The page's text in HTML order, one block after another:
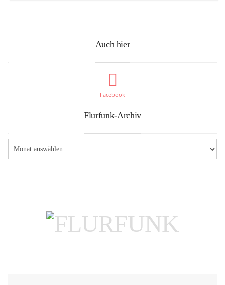
Auch hier
Facebook
Flurfunk-Archiv